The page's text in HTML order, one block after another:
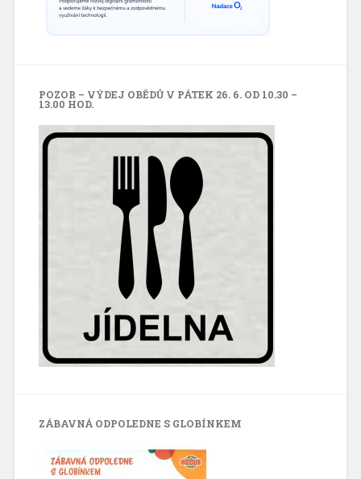
POZOR – VÝDEJ OBĚDŮ V PÁTEK 26. 6. OD 10.30 –
13.00 HOD.
ZÁBAVNÁ ODPOLEDNE S GLOBÍNKEM